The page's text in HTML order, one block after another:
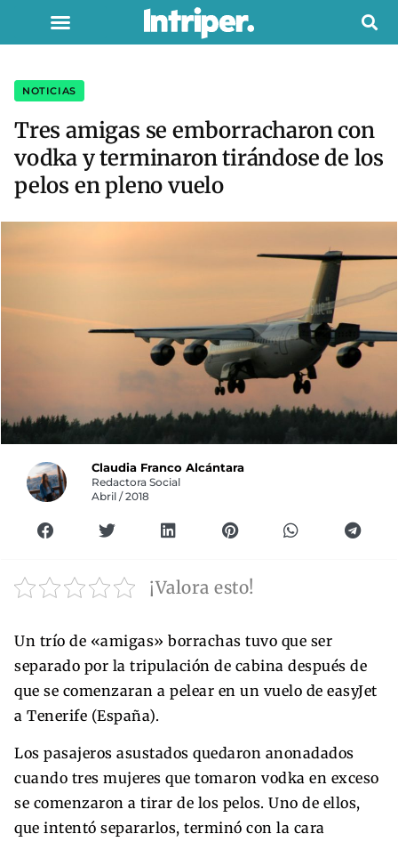
NOTICIAS
Tres amigas se emborracharon con
vodka y terminaron tirándose de los
pelos en pleno vuelo
Claudia Franco Alcántara
Redactora Social
Abril / 2018
¡Valora esto!
Un trío de «amigas» borrachas tuvo que ser
separado por la tripulación de cabina después de
que se comenzaran a pelear en un vuelo de easyJet
a Tenerife (España).
Los pasajeros asustados quedaron anonadados
cuando tres mujeres que tomaron vodka en exceso
se comenzaron a tirar de los pelos. Uno de ellos,
que intentó separarlos, terminó con la cara